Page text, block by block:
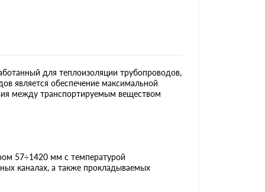
для теплоизоляции трубопроводов,
является обеспечение максимальной
между транспортируемым веществом
57÷1420 мм с температурой
каналах, а также прокладываемых